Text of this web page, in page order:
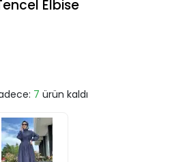
Elbise
7 ürün kaldı